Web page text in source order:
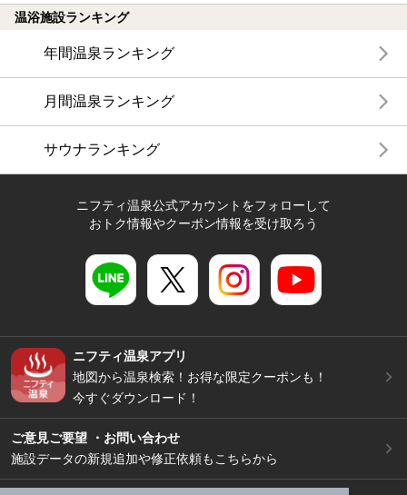
温浴施設ランキング
年間温泉ランキング
月間温泉ランキング
サウナランキング
ニフティ温泉公式アカウントをフォローして
おトク情報やクーポン情報を受け取ろう
ニフティ温泉アプリ
地図から温泉検索！お得な限定クーポンも！
今すぐダウンロード！
ご意見ご要望 ・お問い合わせ
施設データの新規追加や修正依頼もこちらから